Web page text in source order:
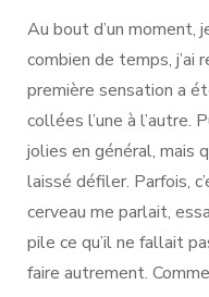
Au bout d’un moment,
combien de temps,
première sensation a
collées l’une à l’autre.
jolies en général, mais
laissé défiler. Parfois,
cerveau me parlait,
pile ce qu’il ne fallait
faire autrement.